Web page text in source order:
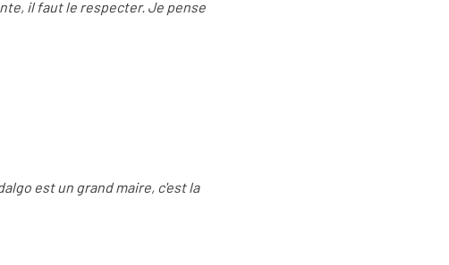
il faut le respecter. Je pense
est un grand maire, c'est la